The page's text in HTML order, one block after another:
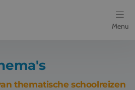
Menu
thematische schoolreizen